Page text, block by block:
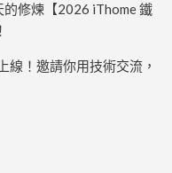
修煉【2026 iThome 鐵
！邀請你用技術交流，